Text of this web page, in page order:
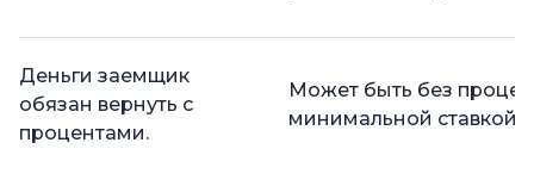
Деньги заемщик
обязан вернуть с
процентами.
Может быть без
минимальной ставкой.